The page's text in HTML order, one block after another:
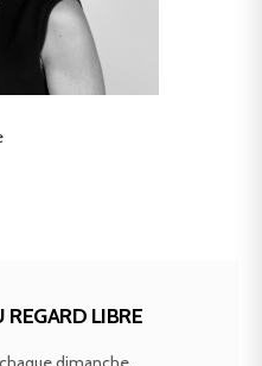
LIBRE